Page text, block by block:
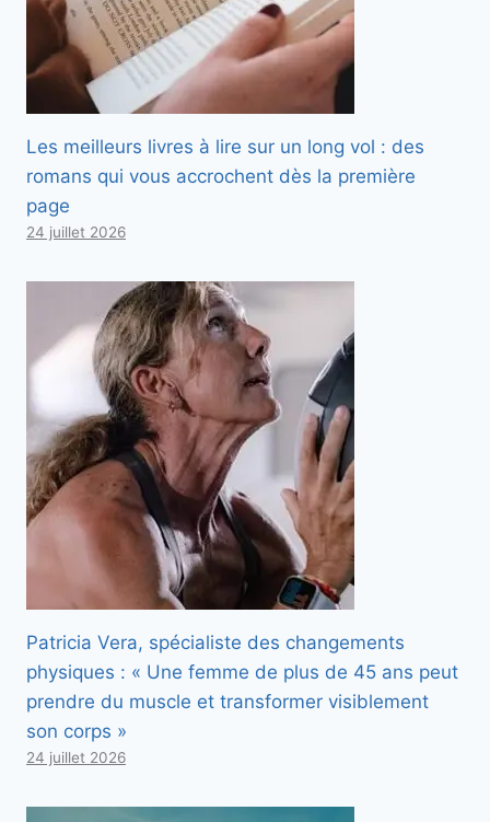
Les meilleurs livres à lire sur un long vol : des
romans qui vous accrochent dès la première
page
24 juillet 2026
Patricia Vera, spécialiste des changements
physiques : « Une femme de plus de 45 ans peut
prendre du muscle et transformer visiblement
son corps »
24 juillet 2026